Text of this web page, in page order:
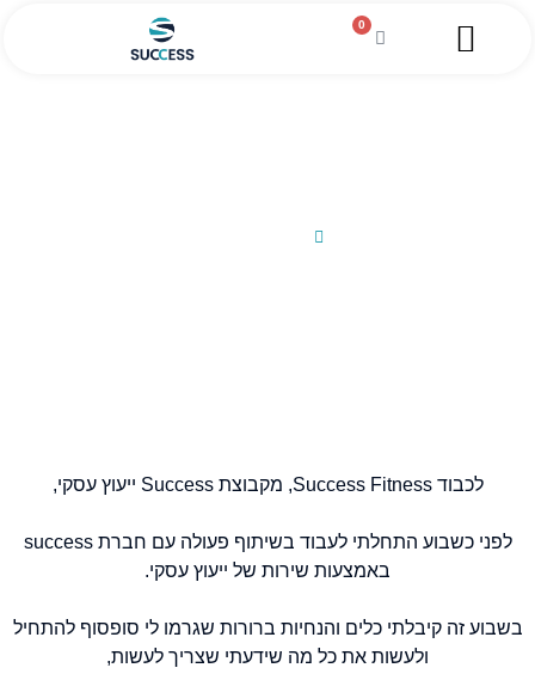
0
לכבוד Success Fitness, מקבוצת Success ייעוץ עסקי,
לפני כשבוע התחלתי לעבוד בשיתוף פעולה עם חברת success
באמצעות שירות של ייעוץ עסקי.
בשבוע זה קיבלתי כלים והנחיות ברורות שגרמו לי סופסוף להתחיל
ולעשות את כל מה שידעתי שצריך לעשות,